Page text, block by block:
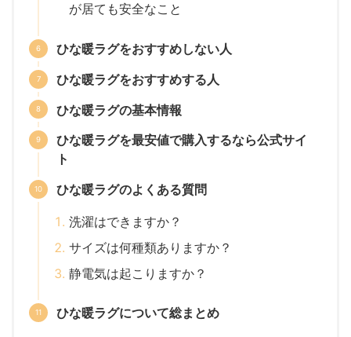
が居ても安全なこと
ひな暖ラグをおすすめしない人
ひな暖ラグをおすすめする人
ひな暖ラグの基本情報
ひな暖ラグを最安値で購入するなら公式サイ
ト
ひな暖ラグのよくある質問
洗濯はできますか？
サイズは何種類ありますか？
静電気は起こりますか？
ひな暖ラグについて総まとめ